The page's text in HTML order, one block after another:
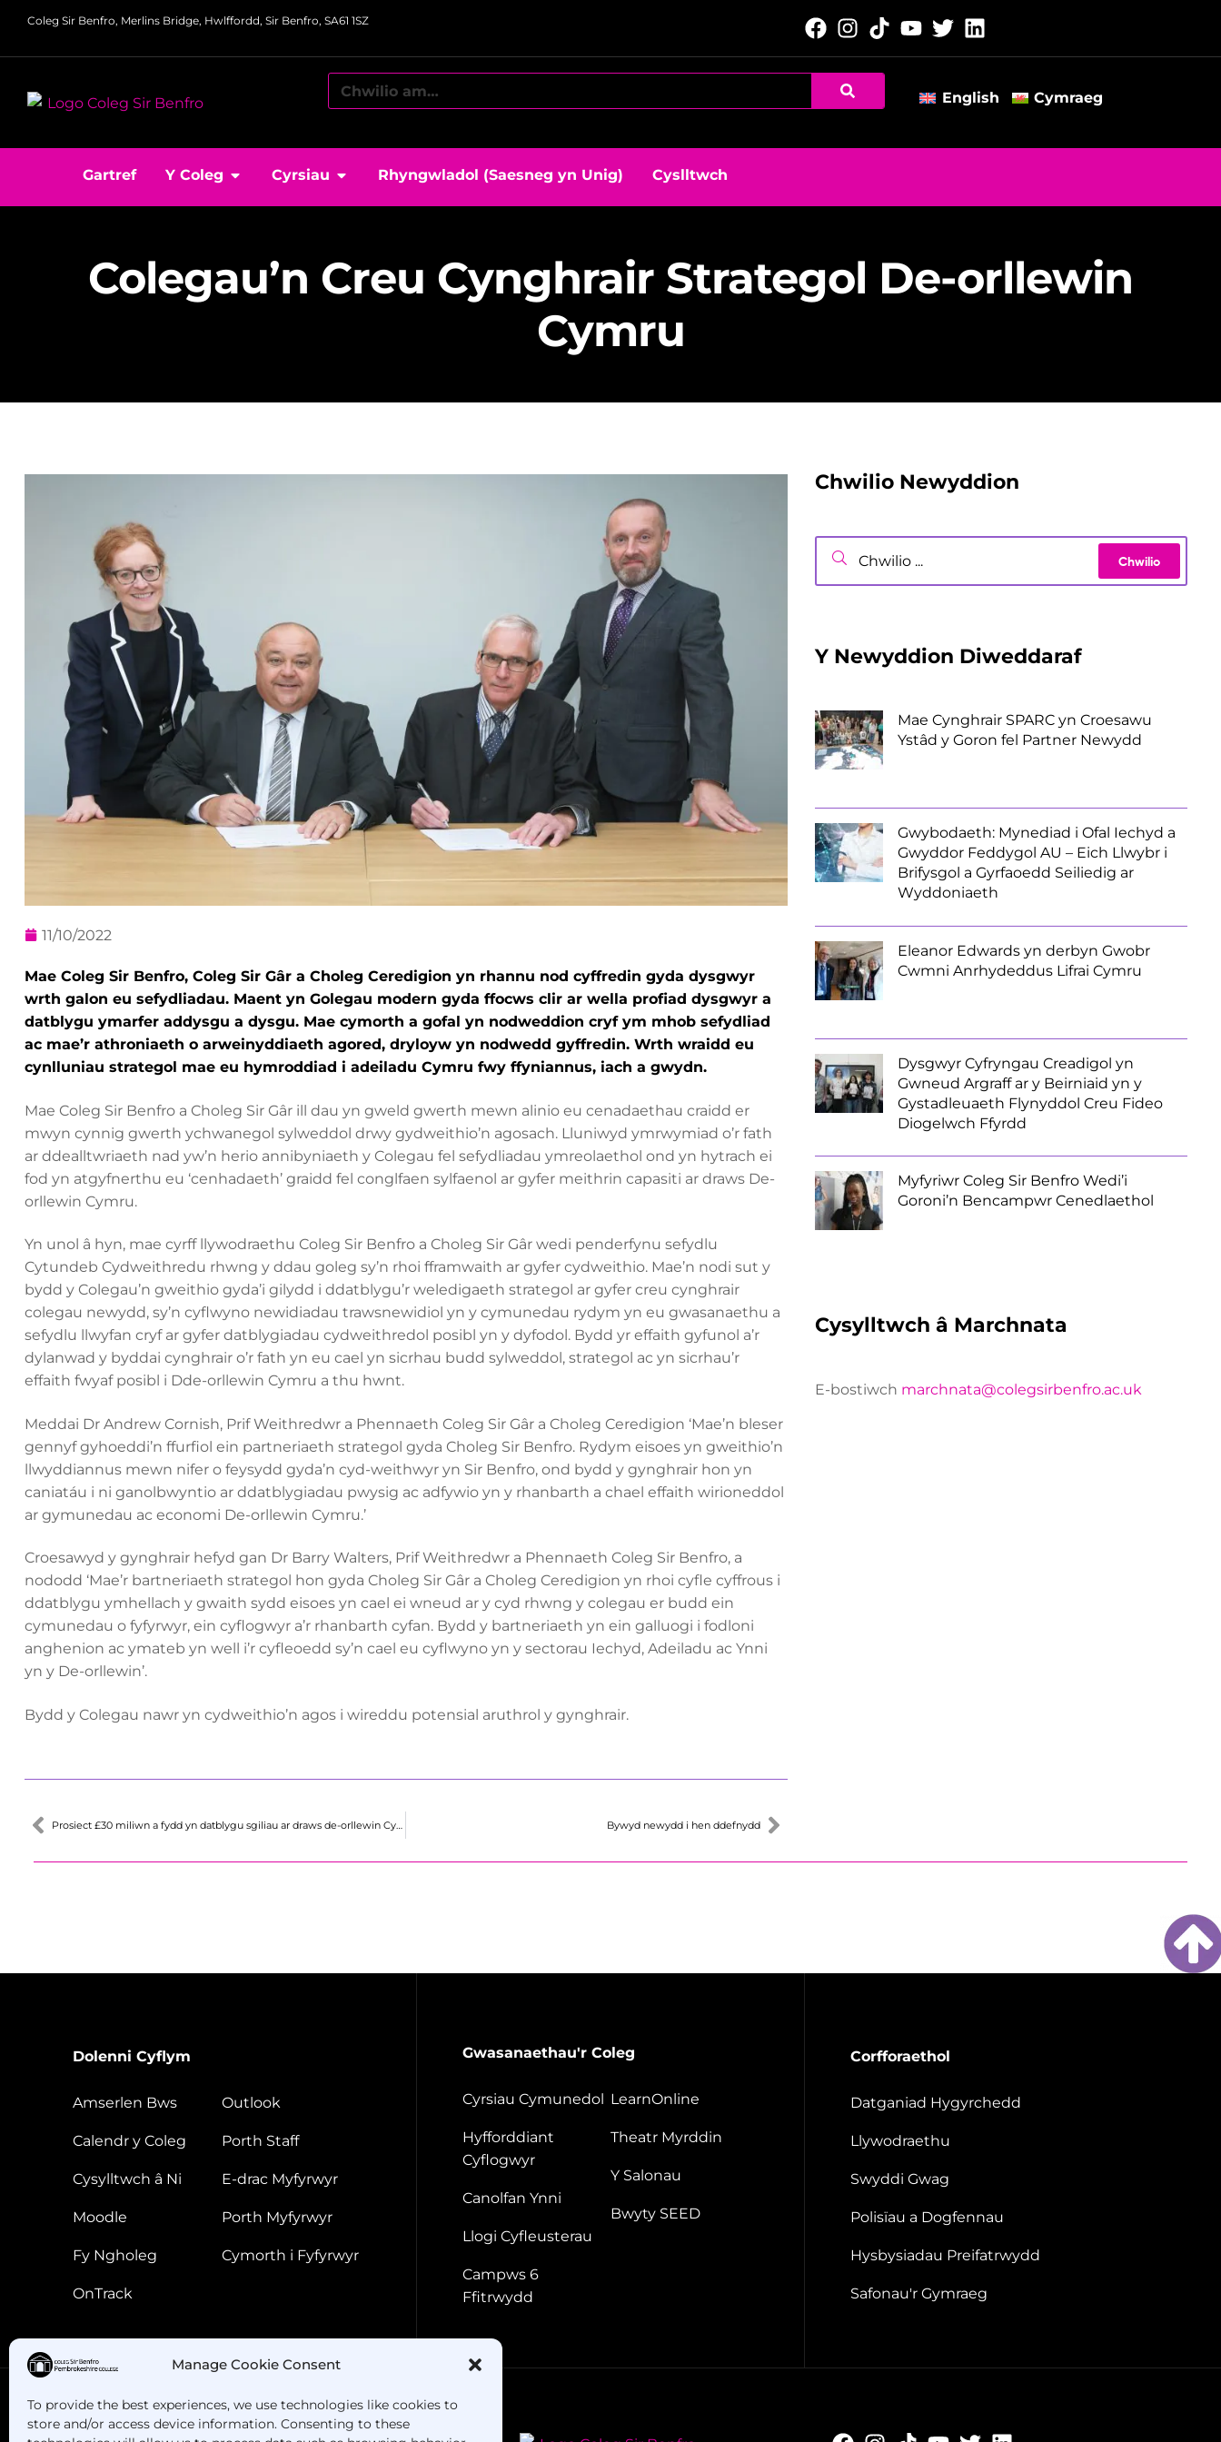
Manage Cookie Consent
To provide the best experiences, we use technologies like cookies to
store and/or access device information. Consenting to these
Coleg Sir Benfro, Merlins Bridge, Hwlffordd, Sir Benfro, SA61 1SZ
English Cymraeg
Gartref Y Coleg Cyrsiau Rhyngwladol (Saesneg yn Unig) Cyslltwch
Colegau’n Creu Cynghrair Strategol De-orllewin
Cymru
11/10/2022
Mae Coleg Sir Benfro, Coleg Sir Gâr a Choleg Ceredigion yn rhannu nod cyffredin gyda dysgwyr
wrth galon eu sefydliadau. Maent yn Golegau modern gyda ffocws clir ar wella profiad dysgwyr a
datblygu ymarfer addysgu a dysgu. Mae cymorth a gofal yn nodweddion cryf ym mhob sefydliad
ac mae’r athroniaeth o arweinyddiaeth agored, dryloyw yn nodwedd gyffredin. Wrth wraidd eu
cynlluniau strategol mae eu hymroddiad i adeiladu Cymru fwy ffyniannus, iach a gwydn.
Mae Coleg Sir Benfro a Choleg Sir Gâr ill dau yn gweld gwerth mewn alinio eu cenadaethau craidd er
mwyn cynnig gwerth ychwanegol sylweddol drwy gydweithio’n agosach. Lluniwyd ymrwymiad o’r fath
ar ddealltwriaeth nad yw’n herio annibyniaeth y Colegau fel sefydliadau ymreolaethol ond yn hytrach ei
fod yn atgyfnerthu eu ‘cenhadaeth’ graidd fel conglfaen sylfaenol ar gyfer meithrin capasiti ar draws De-
orllewin Cymru.
Yn unol â hyn, mae cyrff llywodraethu Coleg Sir Benfro a Choleg Sir Gâr wedi penderfynu sefydlu
Cytundeb Cydweithredu rhwng y ddau goleg sy’n rhoi fframwaith ar gyfer cydweithio. Mae’n nodi sut y
bydd y Colegau’n gweithio gyda’i gilydd i ddatblygu’r weledigaeth strategol ar gyfer creu cynghrair
colegau newydd, sy’n cyflwyno newidiadau trawsnewidiol yn y cymunedau rydym yn eu gwasanaethu a
sefydlu llwyfan cryf ar gyfer datblygiadau cydweithredol posibl yn y dyfodol. Bydd yr effaith gyfunol a’r
dylanwad y byddai cynghrair o’r fath yn eu cael yn sicrhau budd sylweddol, strategol ac yn sicrhau’r
effaith fwyaf posibl i Dde-orllewin Cymru a thu hwnt.
Meddai Dr Andrew Cornish, Prif Weithredwr a Phennaeth Coleg Sir Gâr a Choleg Ceredigion ‘Mae’n bleser
gennyf gyhoeddi’n ffurfiol ein partneriaeth strategol gyda Choleg Sir Benfro. Rydym eisoes yn gweithio’n
llwyddiannus mewn nifer o feysydd gyda’n cyd-weithwyr yn Sir Benfro, ond bydd y gynghrair hon yn
caniatáu i ni ganolbwyntio ar ddatblygiadau pwysig ac adfywio yn y rhanbarth a chael effaith wirioneddol
ar gymunedau ac economi De-orllewin Cymru.’
Croesawyd y gynghrair hefyd gan Dr Barry Walters, Prif Weithredwr a Phennaeth Coleg Sir Benfro, a
nododd ‘Mae’r bartneriaeth strategol hon gyda Choleg Sir Gâr a Choleg Ceredigion yn rhoi cyfle cyffrous i
ddatblygu ymhellach y gwaith sydd eisoes yn cael ei wneud ar y cyd rhwng y colegau er budd ein
cymunedau o fyfyrwyr, ein cyflogwyr a’r rhanbarth cyfan. Bydd y bartneriaeth yn ein galluogi i fodloni
anghenion ac ymateb yn well i’r cyfleoedd sy’n cael eu cyflwyno yn y sectorau Iechyd, Adeiladu ac Ynni
yn y De-orllewin’.
Bydd y Colegau nawr yn cydweithio’n agos i wireddu potensial aruthrol y gynghrair.
Bywyd newydd i hen ddefnydd
Chwilio Newyddion
Y Newyddion Diweddaraf
Mae Cynghrair SPARC yn Croesawu
Ystâd y Goron fel Partner Newydd
Gwybodaeth: Mynediad i Ofal Iechyd a
Gwyddor Feddygol AU – Eich Llwybr i
Brifysgol a Gyrfaoedd Seiliedig ar
Wyddoniaeth
Eleanor Edwards yn derbyn Gwobr
Cwmni Anrhydeddus Lifrai Cymru
Dysgwyr Cyfryngau Creadigol yn
Gwneud Argraff ar y Beirniaid yn y
Gystadleuaeth Flynyddol Creu Fideo
Diogelwch Ffyrdd
Myfyriwr Coleg Sir Benfro Wedi’i
Goroni’n Bencampwr Cenedlaethol
Cysylltwch â Marchnata
E-bostiwch marchnata@colegsirbenfro.ac.uk
Dolenni Cyflym
Amserlen Bws
Calendr y Coleg
Cysylltwch â Ni
Moodle
Fy Ngholeg
OnTrack
Outlook
Porth Staff
E-drac Myfyrwyr
Porth Myfyrwyr
Cymorth i Fyfyrwyr
Gwasanaethau'r Coleg
Cyrsiau Cymunedol
Hyfforddiant
Cyflogwyr
Canolfan Ynni
Llogi Cyfleusterau
Campws 6
Ffitrwydd
LearnOnline
Theatr Myrddin
Y Salonau
Bwyty SEED
Corfforaethol
Datganiad Hygyrchedd
Llywodraethu
Swyddi Gwag
Polisïau a Dogfennau
Hysbysiadau Preifatrwydd
Safonau'r Gymraeg
Oes gennych chi gwestiynau? Ffoniwch ni!